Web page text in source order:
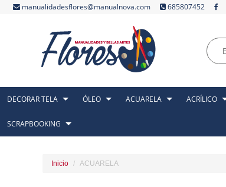
manualidadesflores@manualnova.com 685807452
DECORAR TELA ÓLEO ACUARELA ACRÍLICO
SCRAPBOOKING
Inicio ACUARELA